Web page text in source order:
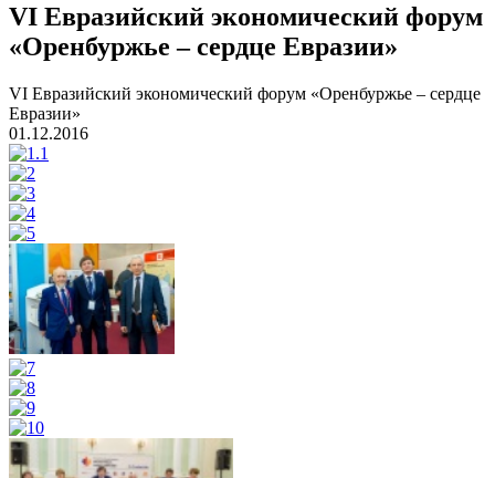
VI Евразийский экономический форум
«Оренбуржье – сердце Евразии»
VI Евразийский экономический форум «Оренбуржье – сердце
Евразии»
01.12.2016